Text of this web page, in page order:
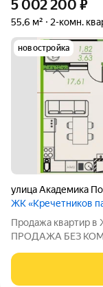
5 002 200 ₽
55,6 м² 2-комн.
новостройка
улица Академика
ЖК «Кречетников
Продажа квартир
ПРОДАЖА БЕЗ
комплексе с